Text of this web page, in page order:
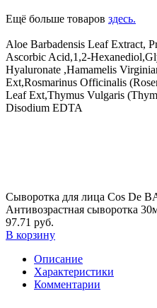
Ещё больше товаров здесь.
Aloe Barbadensis Leaf Extract,
Ascorbic Acid,1,2-
Hyaluronate ,Hamamelis
Ext,Rosmarinus Officinalis
Leaf Ext,Thymus Vulgaris
Disodium EDTA
Сыворотка для лица Cos De
Антивозрастная сыворотка
97.71 руб.
В корзину
Описание
Характеристики
Комментарии